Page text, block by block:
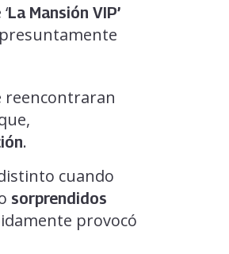
La Mansión VIP’
reencontraran
.
cuando
sorprendidos
provocó